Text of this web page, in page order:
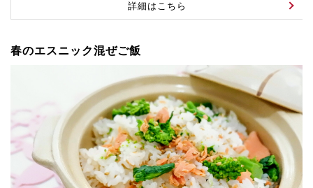
詳細はこちら
春のエスニック混ぜご飯